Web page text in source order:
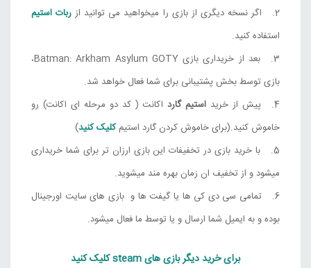
اگر نسخه دیگری از بازی را میخواهید می توانید از ربات استیم
استفاده کنید.
بعد از خریداری بازی Batman: Arkham Asylum GOTY،
بازی توسط بخش پشتیبانی برای شما فعال خواهد شد.
پیش از خرید استیم گارداکانت ( کد دو مرحله ای اکانت) رو
خاموش کنید.(برای خاموش کردن گارد استیمکلیک کنید)
با خرید بازی در تخفیفات این بازی ارزان تر برای شما خریداری
میشود و از تخفیف ان زمان بهره مند میشوید.
تمامی سی دی کی ها یا گیفت ها و بازی های سایت اورجینال
بوده و به ایمیل شما ارسال و یا توسط ما فعال میشود.
برای خرید دیگر بازی های steam کلیک کنید